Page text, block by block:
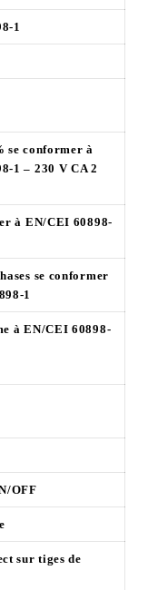
1
se conformer à
1 – 230 V CA 2
à EN/CEI 60898-
se conformer
1
à EN/CEI 60898-
OFF
sur tiges de